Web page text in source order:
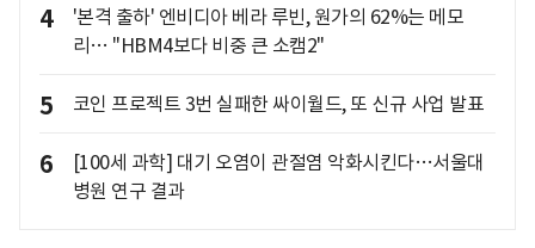
4
'본격 출하' 엔비디아 베라 루빈, 원가의 62%는 메모
리… "HBM4보다 비중 큰 소캠2"
5 코인 프로젝트 3번 실패한 싸이월드, 또 신규 사업 발표
6
[100세 과학] 대기 오염이 관절염 악화시킨다…서울대
병원 연구 결과